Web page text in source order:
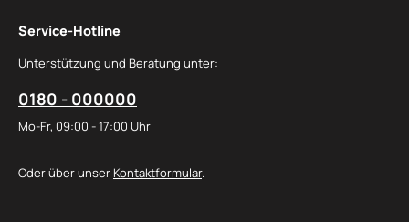
Service-Hotline
Unterstützung und Beratung unter:
0180 - 000000
Mo-Fr, 09:00 - 17:00 Uhr
Oder über unser Kontaktformular.